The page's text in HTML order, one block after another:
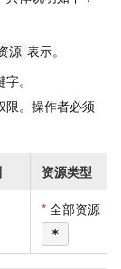
源 表示。
。
限。操作者必须
资源类型
* 全部资源
*